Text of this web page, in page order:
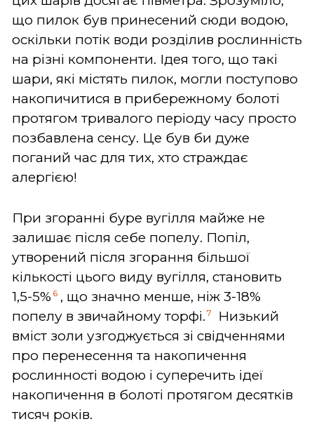
що пилок був принесений сюди водою,
оскільки потік води розділив рослинність
на різні компоненти. Ідея того, що такі
шари, які містять пилок, могли поступово
накопичитися в прибережному болоті
протягом тривалого періоду часу просто
позбавлена сенсу. Це був би дуже
поганий час для тих, хто страждає
алергією!
При згоранні буре вугілля майже не
залишає після себе попелу. Попіл,
утворений після згорання більшої
кількості цього виду вугілля, становить
1,5-5% 6 , що значно менше, ніж 3-18%
попелу в звичайному торфі. 7
Низький
вміст золи узгоджується зі свідченнями
про перенесення та накопичення
рослинності водою і суперечить ідеї
накопичення в болоті протягом десятків
тисяч років.